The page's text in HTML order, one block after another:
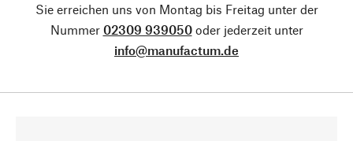
Sie erreichen uns von Montag bis Freitag unter der
Nummer 02309 939050oder jederzeit unter
info@manufactum.de